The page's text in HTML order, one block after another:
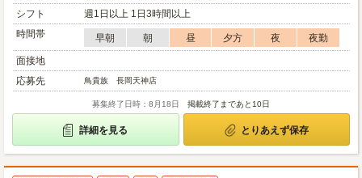
シフト
週1日以上 1日3時間以上
時間帯
早朝 朝 昼 夕方 夜
夜勤
面接地
応募先
鳥貴族 長岡天神店
募集終了日時：8月18日 掲載終了まであと10日
詳細を見る とりあえず保存